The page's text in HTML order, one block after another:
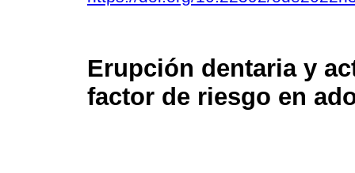
Erupción dentaria y
factor de riesgo en